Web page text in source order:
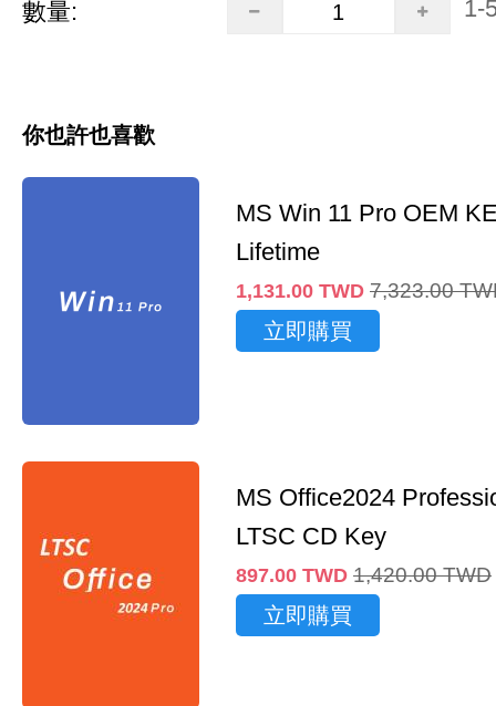
數量: 1-
你也許也喜歡
MS Win 11 Pro OEM
Lifetime
1,131.00 TWD 7,323.00
立即購買
MS Office2024
LTSC CD Key
897.00 TWD 1,420.00 TWD
立即購買